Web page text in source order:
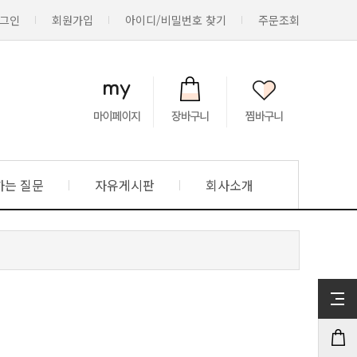
인 회원가입 아이디/비밀번호 찾기 주문조회
는 질문 자유게시판 회사소개